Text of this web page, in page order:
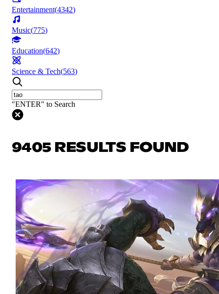
Entertainment(4342)
Music(775)
Education(642)
Science & Tech(563)
"ENTER" to Search
9405 RESULTS FOUND